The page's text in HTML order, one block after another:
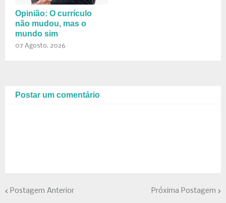
Opinião: O currículo
não mudou, mas o
mundo sim
07 Agosto, 2026
Postar um comentário
Postagem Anterior Próxima Postagem